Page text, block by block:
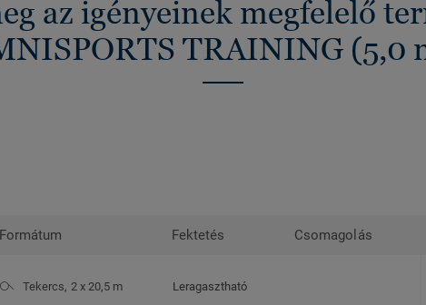
az igényeinek megfelelő
TRAINING (5,0
Formátum Fektetés Csomagolás
Tekercs, 2 x 20,5 m Leragasztható